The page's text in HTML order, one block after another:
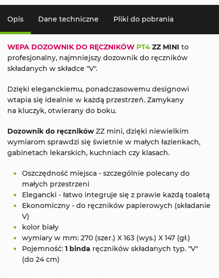
Opis Dane techniczne Pliki do pobrania
WEPA DOZOWNIK DO RĘCZNIKÓW PT4 ZZ MINI to
profesjonalny, najmniejszy dozownik do ręczników
składanych w składce "V".
Dzięki eleganckiemu, ponadczasowemu designowi
wtapia się idealnie w każdą przestrzeń. Zamykany
na kluczyk, otwierany do boku.
Dozownik do ręczników ZZ mini, dzięki niewielkim
wymiarom sprawdzi się świetnie w małych łazienkach,
gabinetach lekarskich, kuchniach czy klasach.
Oszczędność miejsca - szczególnie polecany do
małych przestrzeni
Elegancki - łatwo integruje się z prawie każdą toaletą
Ekonomiczny - do ręczników papierowych (składanie
V)
kolor biały
wymiary w mm: 270 (szer.) X 163 (wys.) X 147 (gł.)
Pojemność: 1 binda ręczników składanych typ. "V"
(do 24 cm)